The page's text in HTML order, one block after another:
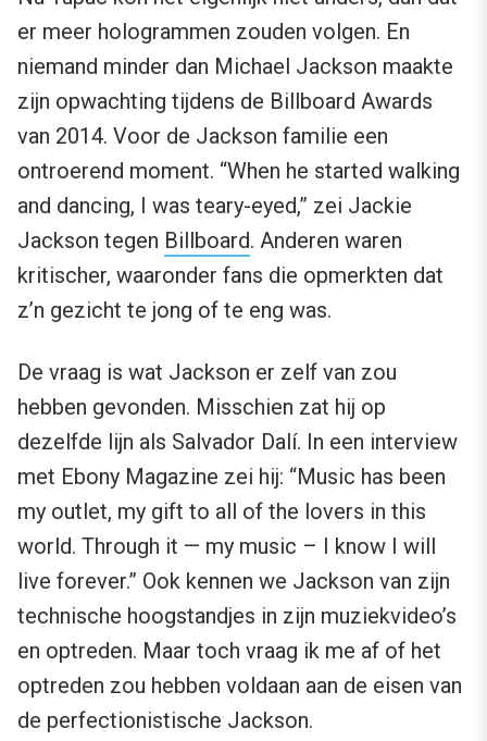
er meer hologrammen zouden volgen. En
niemand minder dan Michael Jackson maakte
zijn opwachting tijdens de Billboard Awards
van 2014. Voor de Jackson familie een
ontroerend moment. “When he started walking
and dancing, I was teary-eyed,” zei Jackie
Jackson tegen Billboard. Anderen waren
kritischer, waaronder fans die opmerkten dat
z’n gezicht te jong of te eng was.
De vraag is wat Jackson er zelf van zou
hebben gevonden. Misschien zat hij op
dezelfde lijn als Salvador Dalí. In een interview
met Ebony Magazine zei hij: “Music has been
my outlet, my gift to all of the lovers in this
world. Through it — my music – I know I will
live forever.” Ook kennen we Jackson van zijn
technische hoogstandjes in zijn muziekvideo’s
en optreden. Maar toch vraag ik me af of het
optreden zou hebben voldaan aan de eisen van
de perfectionistische Jackson.